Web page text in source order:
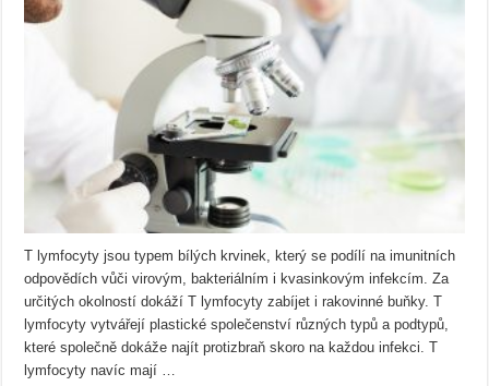
T lymfocyty jsou typem bílých krvinek, který se podílí na imunitních
odpovědích vůči virovým, bakteriálním i kvasinkovým infekcím. Za
určitých okolností dokáží T lymfocyty zabíjet i rakovinné buňky. T
lymfocyty vytvářejí plastické společenství různých typů a podtypů,
které společně dokáže najít protizbraň skoro na každou infekci. T
lymfocyty navíc mají …